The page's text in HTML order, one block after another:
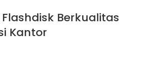
Berkualitas
Kantor